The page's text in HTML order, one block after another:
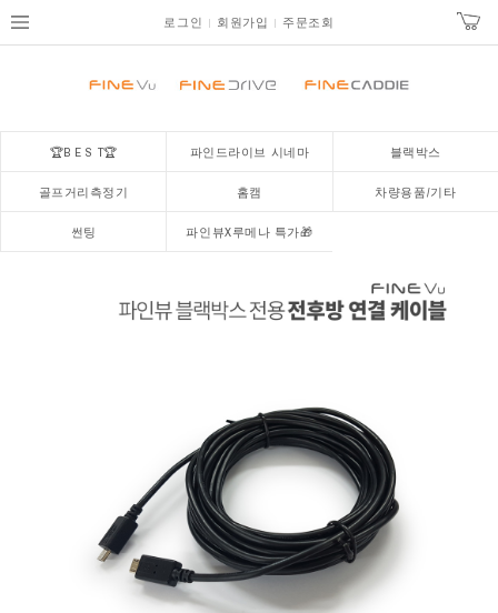
로그인 회원가입 주문조회
🏆B E S T🏆 파인드라이브 시네마 블랙박스
골프거리측정기 홈캠 차량용품/기타
썬팅 파인뷰X루메나 특가🎁